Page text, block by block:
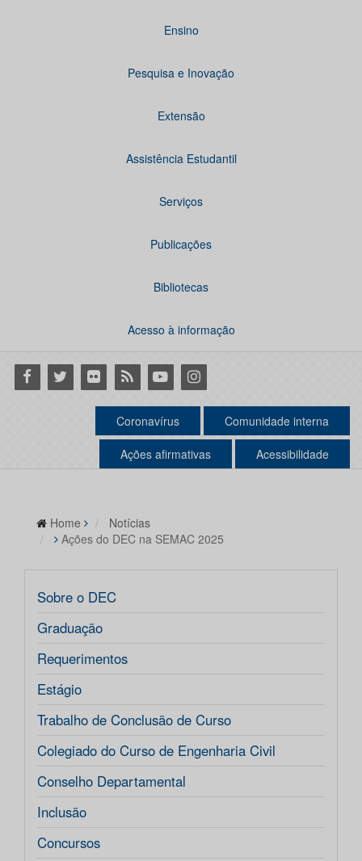
Ensino
Pesquisa e Inovação
Extensão
Assistência Estudantil
Serviços
Publicações
Bibliotecas
Acesso à informação
Facebook
Twitter Flickr RSS YoutubeInstagram
Coronavírus Comunidade interna
Ações afirmativas Acessibilidade
Home
Notícias
Ações do DEC na SEMAC 2025
Sobre o DEC
Graduação
Requerimentos
Estágio
Trabalho de Conclusão de Curso
Colegiado do Curso de Engenharia Civil
Conselho Departamental
Inclusão
Concursos